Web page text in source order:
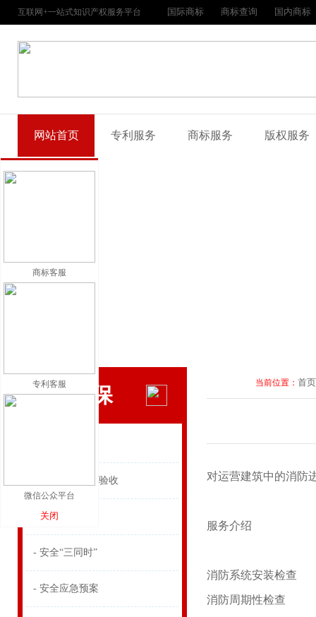
互联网+一站式知识产权服务平台 国际商标 商标查询 国内商标
网站首页 专利服务 商标服务 版权服务
安全环保
- 环评、检测、验收
- 环境应急预案
- 安全“三同时”
- 安全应急预案
当前位置： 首页
对运营建筑中的消防
服务介绍
消防系统安装检查
消防周期性检查
商标客服
专利客服
微信公众平台
关闭